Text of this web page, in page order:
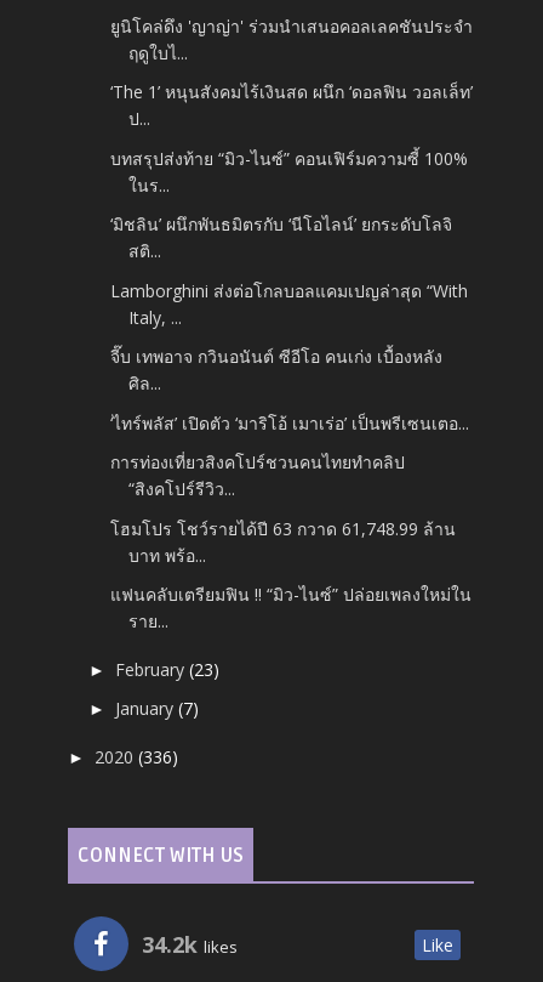
ยูนิโคล่ดึง 'ญาญ่า' ร่วมนำเสนอคอลเลคชันประจำ
ฤดูใบไ...
‘The 1’ หนุนสังคมไร้เงินสด ผนึก ‘ดอลฟิน วอลเล็ท’
ป...
บทสรุปส่งท้าย “มิว-ไนซ์” คอนเฟิร์มความซี้ 100%
ในร...
‘มิชลิน’ ผนึกพันธมิตรกับ ‘นีโอไลน์’ ยกระดับโลจิ
สติ...
Lamborghini ส่งต่อโกลบอลแคมเปญล่าสุด “With
Italy, ...
จี๊บ เทพอาจ กวินอนันต์ ซีอีโอ คนเก่ง เบื้องหลัง
ศิล...
‘ไทร์พลัส’ เปิดตัว ‘มาริโอ้ เมาเร่อ’ เป็นพรีเซนเตอ...
การท่องเที่ยวสิงคโปร์ชวนคนไทยทำคลิป
“สิงคโปร์รีวิว...
โฮมโปร โชว์รายได้ปี 63 กวาด 61,748.99 ล้าน
บาท พร้อ...
แฟนคลับเตรียมฟิน !! “มิว-ไนซ์” ปล่อยเพลงใหม่ใน
ราย...
► February(23)
► January(7)
► 2020(336)
CONNECT WITH US
34.2k likes Like